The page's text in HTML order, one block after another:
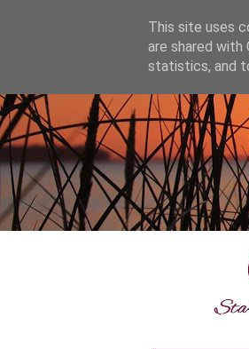
This site uses
are shared
statistics, and